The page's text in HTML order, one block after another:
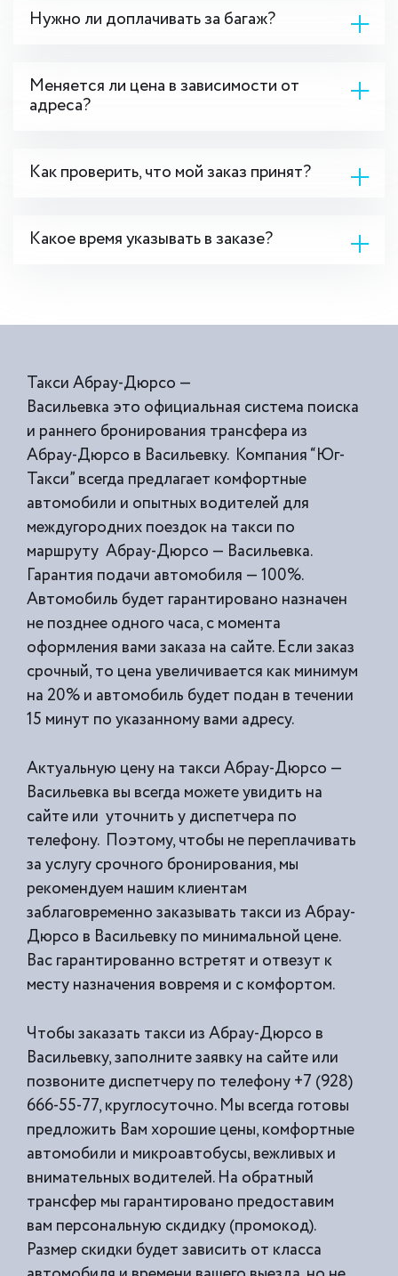
Нужно ли доплачивать за багаж?
Меняется ли цена в зависимости от
адреса?
Как проверить, что мой заказ принят?
Какое время указывать в заказе?
Такси Абрау-Дюрсо —
Васильевка это официальная система поиска
и раннего бронирования трансфера из
Абрау-Дюрсо в Васильевку. Компания “Юг-
Такси” всегда предлагает комфортные
автомобили и опытных водителей для
междугородних поездок на такси по
маршруту Абрау-Дюрсо — Васильевка.
Гарантия подачи автомобиля — 100%.
Автомобиль будет гарантировано назначен
не позднее одного часа, с момента
оформления вами заказа на сайте. Если заказ
срочный, то цена увеличивается как минимум
на 20% и автомобиль будет подан в течении
15 минут по указанному вами адресу.
Актуальную цену на такси Абрау-Дюрсо —
Васильевка вы всегда можете увидить на
сайте или уточнить у диспетчера по
телефону. Поэтому, чтобы не переплачивать
за услугу срочного бронирования, мы
рекомендуем нашим клиентам
заблаговременно заказывать такси изАбрау-
Дюрсо в Васильевку по минимальной цене.
Вас гарантированно встретят и отвезут к
месту назначения вовремя и с комфортом.
Чтобы заказать такси из Абрау-Дюрсо в
Васильевку, заполните заявку на сайте или
позвоните диспетчеру по телефону +7 (928)
666-55-77, круглосуточно. Мы всегда готовы
предложить Вам хорошие цены, комфортные
автомобили и микроавтобусы, вежливых и
внимательных водителей. На обратный
трансфер мы гарантировано предоставим
вам персональную скдидку (промокод).
Размер скидки будет зависить от класса